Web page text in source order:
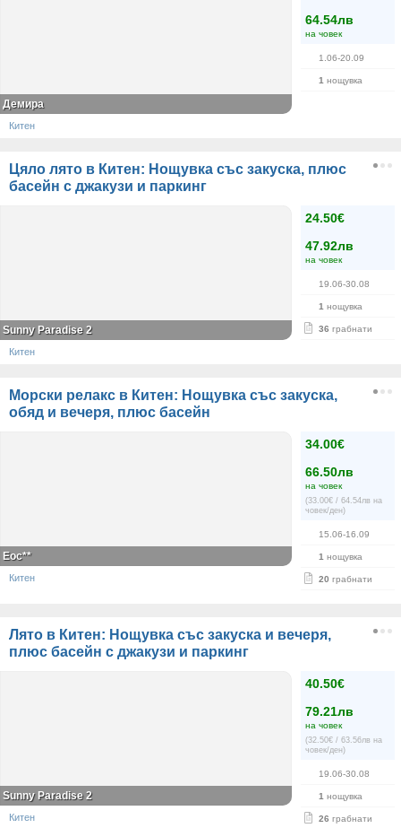
64.54лв
на човек
1.06-20.09
1 нощувка
Демира
Китен
Цяло лято в Китен: Нощувка със закуска, плюс
басейн с джакузи и паркинг
24.50€
47.92лв
на човек
19.06-30.08
1 нощувка
36 грабнати
Sunny Paradise 2
Китен
Морски релакс в Китен: Нощувка със закуска,
обяд и вечеря, плюс басейн
34.00€
66.50лв
на човек
(33.00€ / 64.54лв на
човек/ден)
15.06-16.09
1 нощувка
20 грабнати
Еос**
Китен
Лято в Китен: Нощувка със закуска и вечеря,
плюс басейн с джакузи и паркинг
40.50€
79.21лв
на човек
(32.50€ / 63.56лв на
човек/ден)
19.06-30.08
1 нощувка
26 грабнати
Sunny Paradise 2
Китен